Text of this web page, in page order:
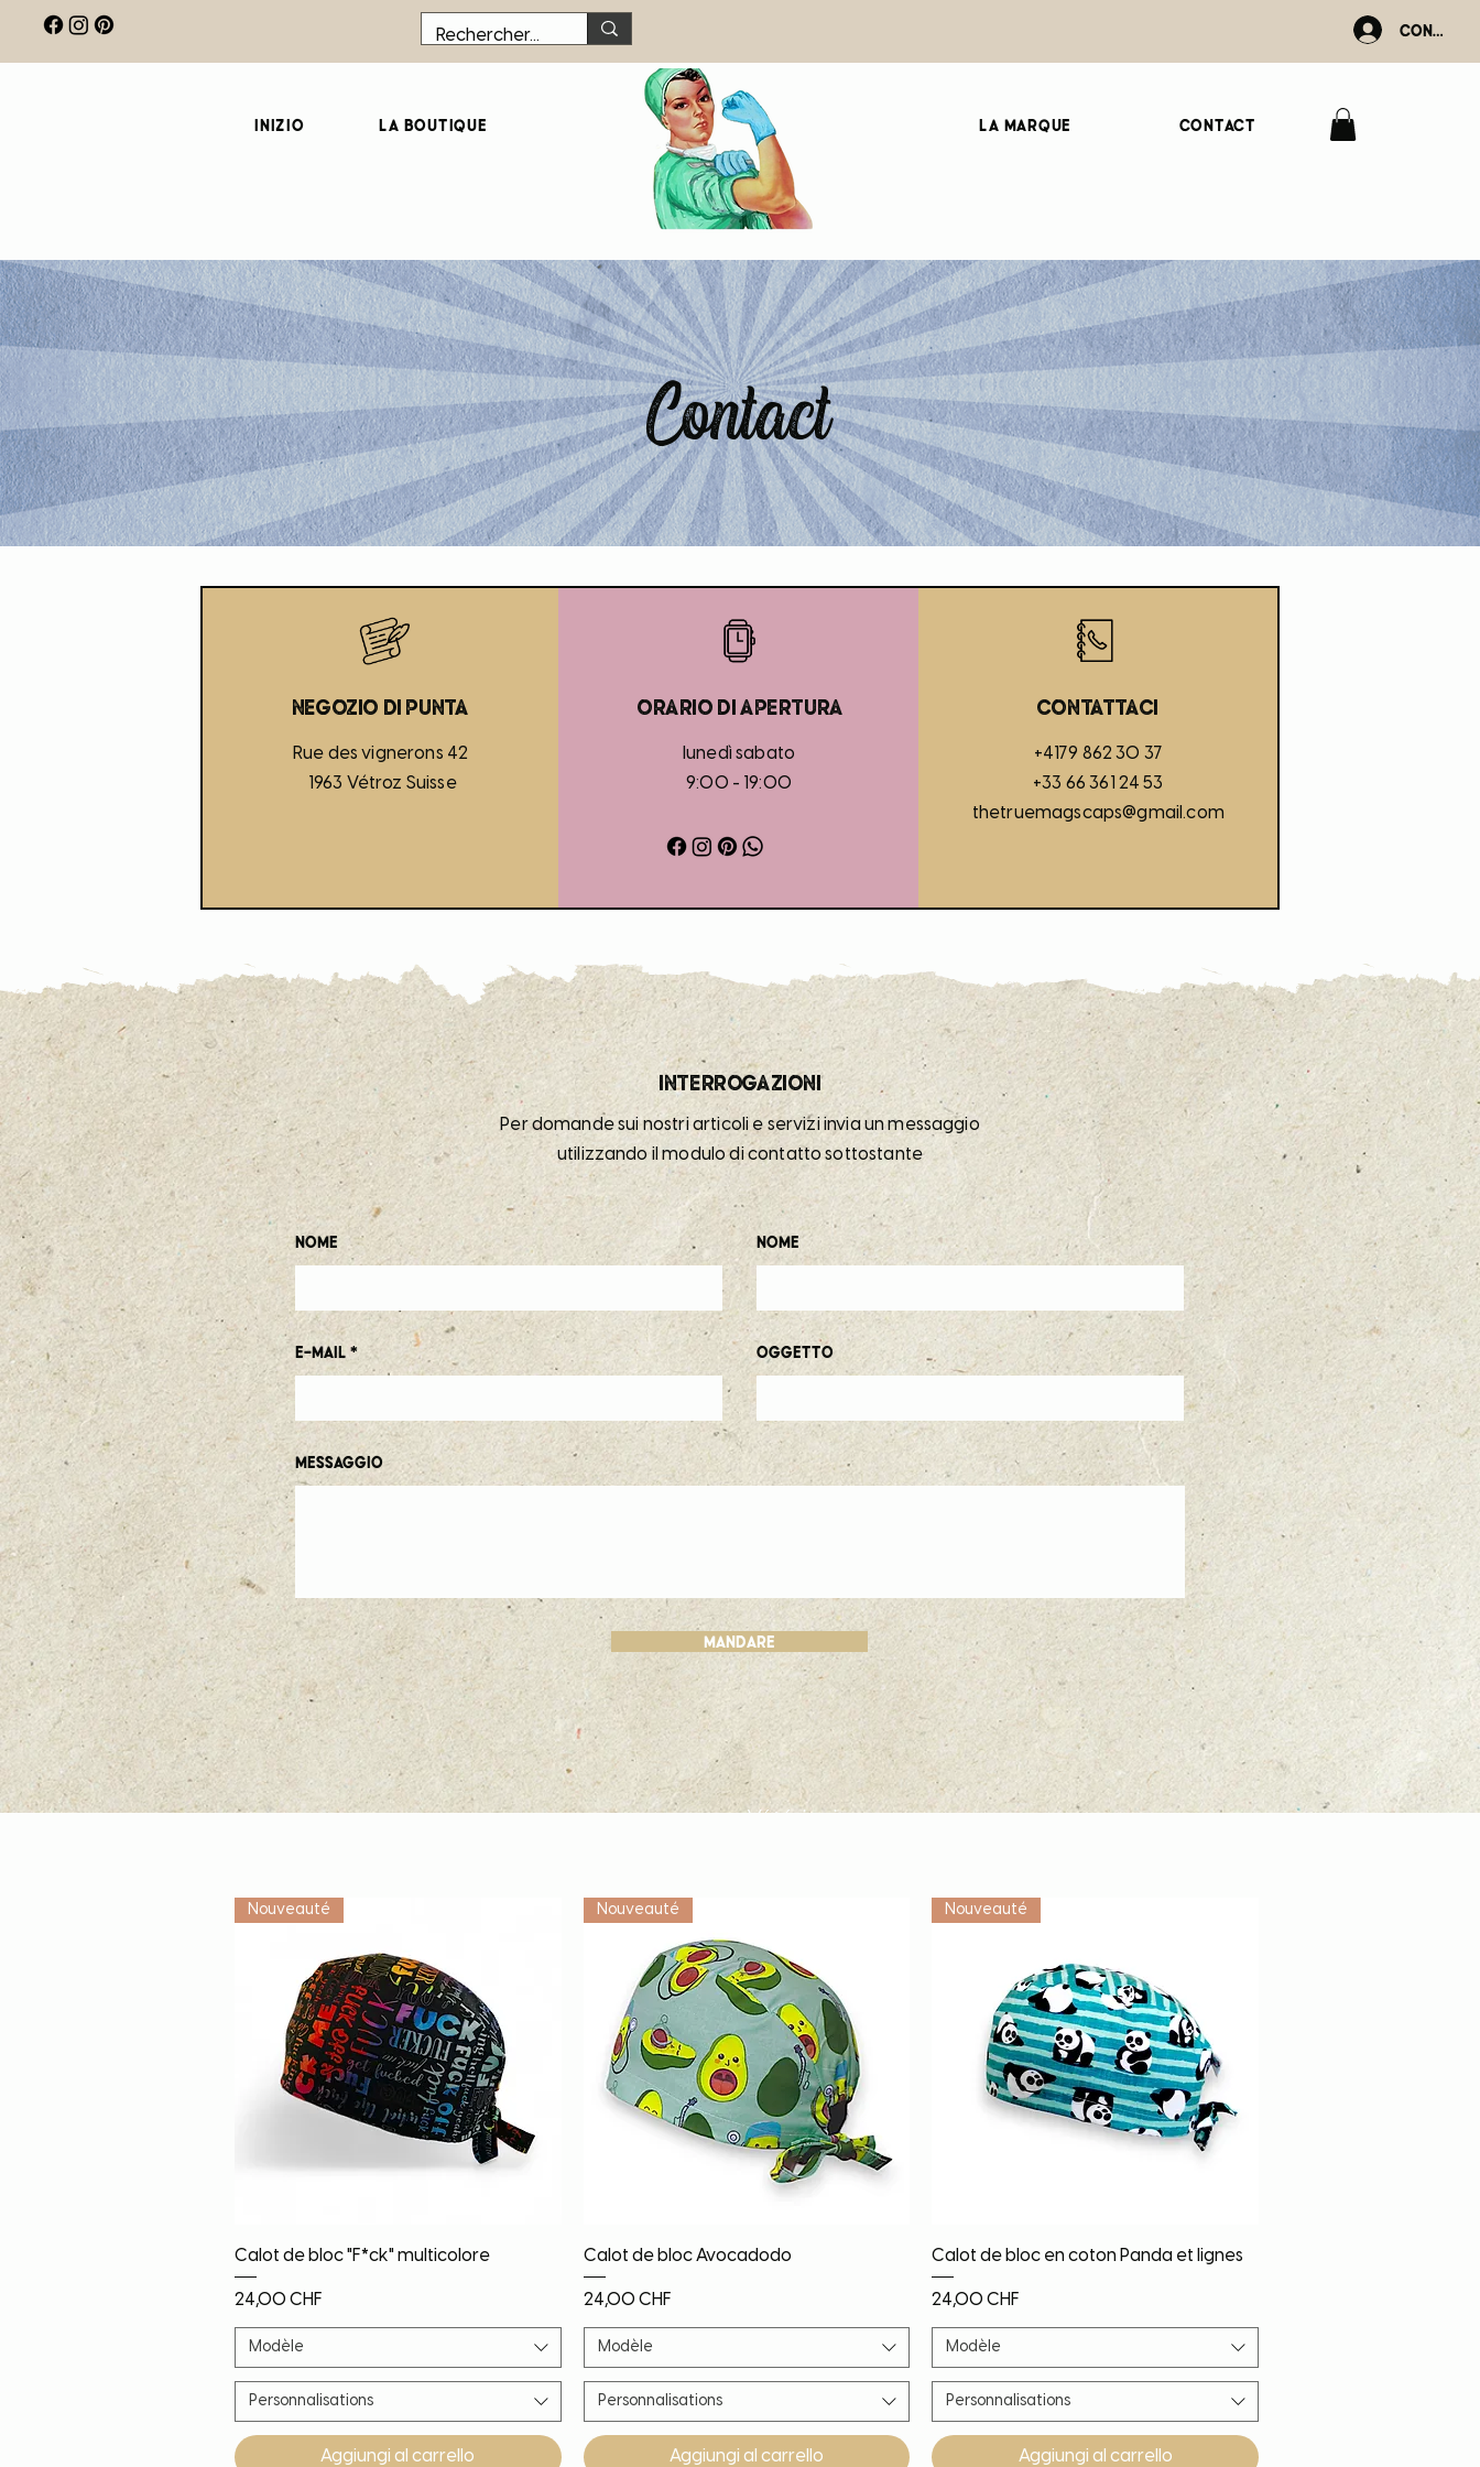
Inizio La boutique La marque Contact
Contact
Negozio di punta
Rue des vignerons 42
1963 Vétroz Suisse
Orario di apertura
lunedì sabato
9:00 - 19:00
Contattaci
+4179 862 30 37
+33 66 361 24 53
thetruemagscaps@gmail.com
Interrogazioni
Per domande sui nostri articoli e servizi invia un messaggio
utilizzando il modulo di contatto sottostante
Nome Nome
E-mail Oggetto
Messaggio
mandare
Vétérinaire
Vista rapida
Nouveauté
Calot de bloc "F*ck" multicolore
Prezzo
24,00 CHF
Modèle
Personnalisations
Aggiungi al carrello
Vista rapida
Nouveauté
Calot de bloc Avocadodo
Prezzo
24,00 CHF
Modèle
Personnalisations
Aggiungi al carrello
Vista rapida
Nouveauté
Calot de bloc en coton Panda et lignes
Prezzo
24,00 CHF
Modèle
Personnalisations
Aggiungi al carrello